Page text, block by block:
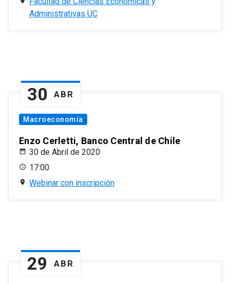
Administrativas UC
30 ABR
Macroeconomía
Enzo Cerletti, Banco Central de Chile
30 de Abril de 2020
17:00
Webinar con inscripción
29 ABR